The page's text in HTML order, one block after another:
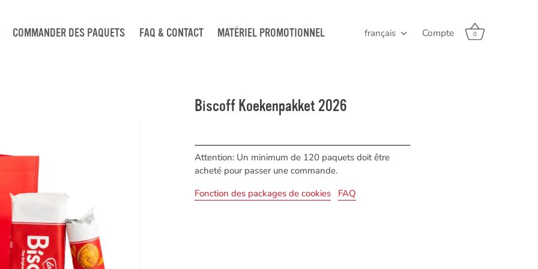
COMMANDER DES PAQUETS FAQ & CONTACT MATÉRIEL PROMOTIONNEL Langue
français Compte 0
Biscoff Koekenpakket 2026
Attention: Un minimum de 120 paquets doit être
acheté pour passer une commande.
Fonction des packages de cookies
FAQ